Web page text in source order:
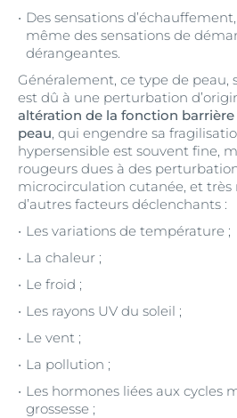
Des sensations
même des sensations de
dérangeantes.
Généralement, ce type de peau,
est dû à une perturbation
altération de la fonction
peau, qui engendre sa
hypersensible est souvent fine,
rougeurs dues à des
microcirculation cutanée, et très
d’autres facteurs déclenchants :
Les variations de température ;
La chaleur ;
Le froid ;
Les rayons UV du soleil ;
Le vent ;
La pollution ;
Les hormones liées aux cycles
grossesse ;